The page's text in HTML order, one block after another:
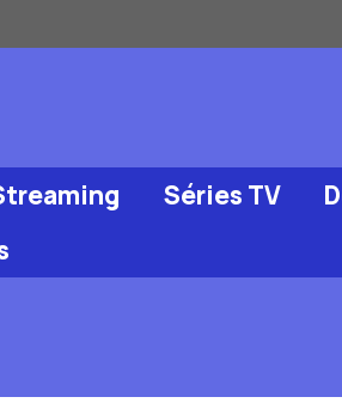
Séries TV